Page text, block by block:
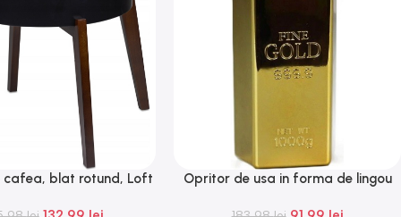
cafea, blat rotund, Loft
Opritor de usa in forma de lingou